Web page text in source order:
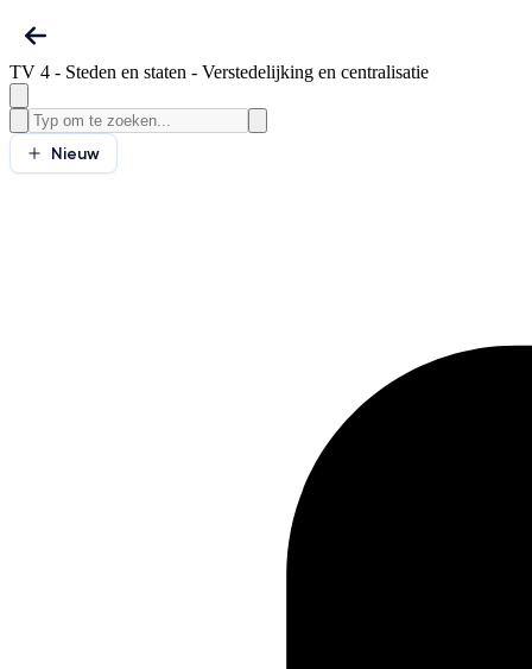
TV 4 - Steden en staten - Verstedelijking en centralisatie
Nieuw